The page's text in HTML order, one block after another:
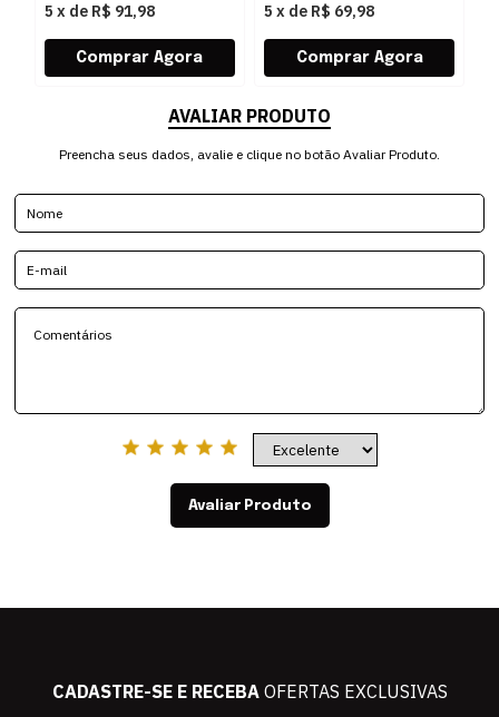
5 x de R$ 91,98 5 x de R$ 69,98
AVALIAR PRODUTO
Preencha seus dados, avalie e clique no botão Avaliar Produto.
Avaliar Produto
CADASTRE-SE E RECEBAOFERTAS EXCLUSIVAS